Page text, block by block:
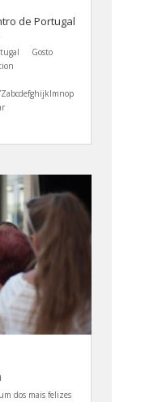
de Portugal
Gosto
dos mais felizes